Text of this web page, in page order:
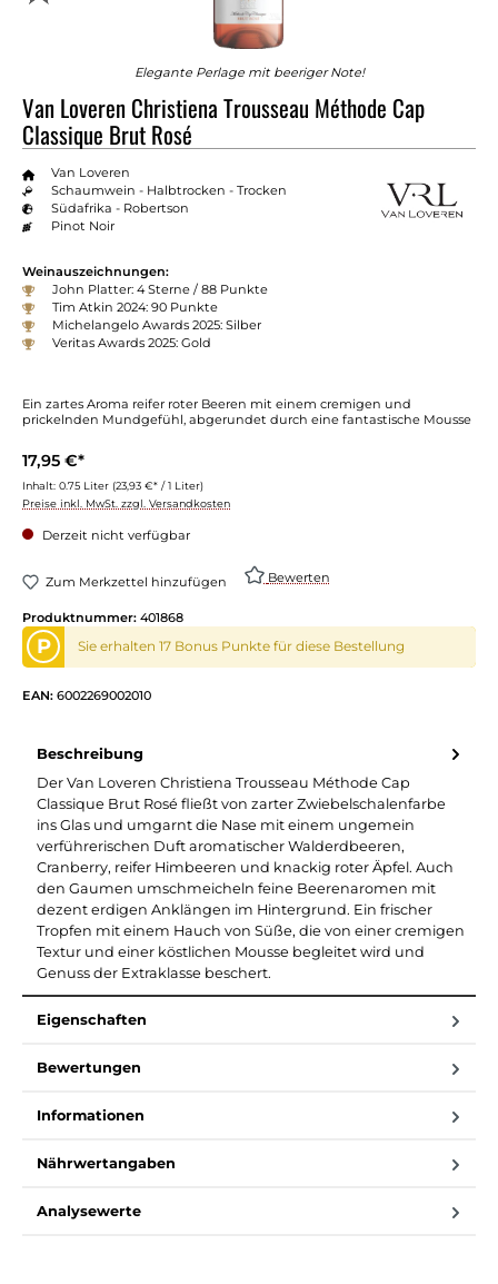
Elegante Perlage mit beeriger Note!
Van Loveren Christiena Trousseau Méthode Cap
Classique Brut Rosé
Van Loveren
Schaumwein - Halbtrocken - Trocken
Südafrika - Robertson
Pinot Noir
Weinauszeichnungen:
John Platter: 4 Sterne / 88 Punkte
Tim Atkin 2024: 90 Punkte
Michelangelo Awards 2025: Silber
Veritas Awards 2025: Gold
Ein zartes Aroma reifer roter Beeren mit einem cremigen und
prickelnden Mundgefühl, abgerundet durch eine fantastische Mousse
17,95 €*
Inhalt: 0.75 Liter (23,93 €* / 1 Liter)
Preise inkl. MwSt. zzgl. Versandkosten
Derzeit nicht verfügbar
Zum Merkzettel hinzufügen Bewerten
Produktnummer: 401868
P Sie erhalten 17 Bonus Punkte für diese Bestellung
EAN: 6002269002010
Beschreibung
Der Van Loveren Christiena Trousseau Méthode Cap
Classique Brut Rosé fließt von zarter Zwiebelschalenfarbe
ins Glas und umgarnt die Nase mit einem ungemein
verführerischen Duft aromatischer Walderdbeeren,
Cranberry, reifer Himbeeren und knackig roter Äpfel. Auch
den Gaumen umschmeicheln feine Beerenaromen mit
dezent erdigen Anklängen im Hintergrund. Ein frischer
Tropfen mit einem Hauch von Süße, die von einer cremigen
Textur und einer köstlichen Mousse begleitet wird und
Genuss der Extraklasse beschert.
Eigenschaften
Bewertungen
Informationen
Nährwertangaben
Analysewerte